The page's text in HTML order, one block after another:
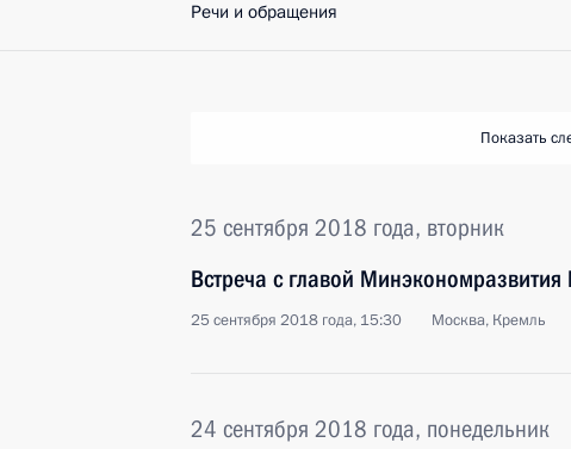
Речи и обращения
Показать
25 сентября 2018 года, вторник
Встреча с главой
25 сентября 2018 года, 15:30 Москва, Кремль
24 сентября 2018 года, понедельник